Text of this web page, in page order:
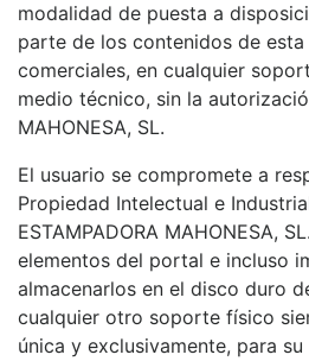
modalidad de puesta a
parte de los contenidos de
comerciales, en cualquier
medio técnico, sin la
MAHONESA, SL.
El usuario se compromete a
Propiedad Intelectual e
ESTAMPADORA MAHONESA,
elementos del portal e incluso
almacenarlos en el disco duro
cualquier otro soporte físico
única y exclusivamente, para